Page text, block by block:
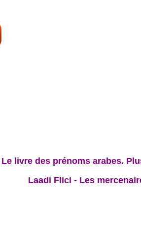
livre des prénoms arabes.
Laadi Flici - Les